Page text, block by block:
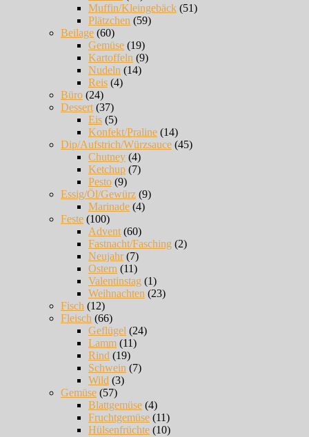
Muffin/Kleingebäck (51)
Plätzchen (59)
Beilage (60)
Gemüse (19)
Kartoffeln (9)
Nudeln (14)
Reis (4)
Büro (24)
Dessert (37)
Eis (5)
Konfekt/Praline (14)
Dip/Aufstrich/Würzsauce (45)
Chutney (4)
Ketchup (7)
Pesto (9)
Essig/Öl/Gewürz (9)
Marinade (4)
Feste (100)
Advent (60)
Fastnacht/Fasching (2)
Neujahr(7)
Ostern (11)
Valentinstag (1)
Weihnachten (23)
Fisch (12)
Fleisch (66)
Geflügel (24)
Lamm (11)
Rind (19)
Schwein (7)
Wild (3)
Gemüse (57)
Blattgemüse (4)
Fruchtgemüse (11)
Hülsenfrüchte (10)